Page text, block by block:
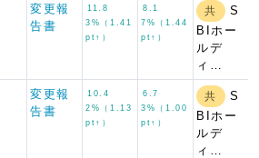
変更報
告書
11.8
3%（1.41
pt↑）
8.1
7%（1.44
pt↑）
共
S
BIホー
ルデ
ィ…
変更報
告書
10.4
2%（1.13
pt↑）
6.7
3%（1.00
pt↑）
共
S
BIホー
ルデ
ィ…